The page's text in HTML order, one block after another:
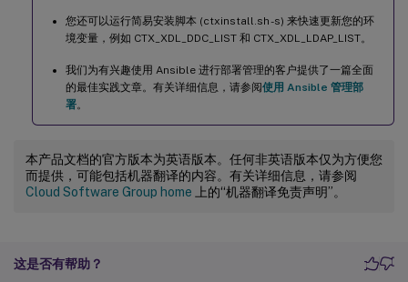
您还可以运行简易安装脚本 (ctxinstall.sh -s) 来快速更新您的环
境变量，例如 CTX_XDL_DDC_LIST 和 CTX_XDL_LDAP_LIST。
我们为有兴趣使用 Ansible 进行部署管理的客户提供了一篇全面
的最佳实践文章。有关详细信息，请参阅使用 Ansible 管理部
署。
本产品文档的官方版本为英语版本。任何非英语版本仅为方便您
而提供，可能包括机器翻译的内容。有关详细信息，请参阅
Cloud Software Group home 上的“机器翻译免责声明”。
这是否有帮助？